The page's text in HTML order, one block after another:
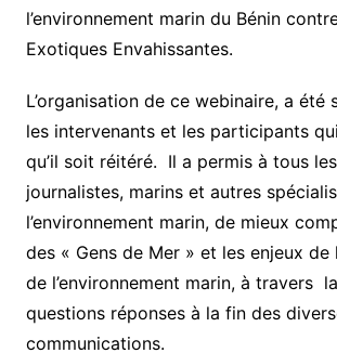
l’environnement marin du Bénin
Exotiques Envahissantes.
L’organisation de ce webinaire, a été
les intervenants et les participants
qu’il soit réitéré. Il a permis à tous
journalistes, marins et autres
l’environnement marin, de mieux
des « Gens de Mer » et les enjeux
de l’environnement marin, à travers
questions réponses à la fin des
communications.